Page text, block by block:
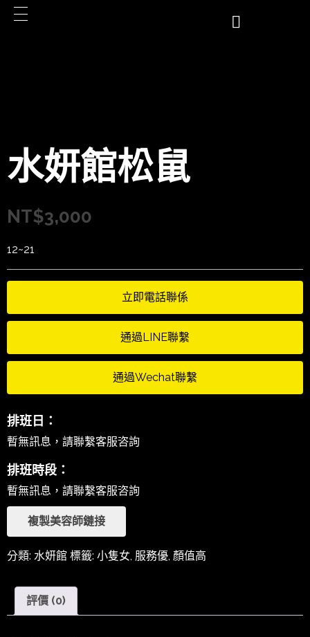
水妍館松鼠
NT$3,000
12~21
立即電話聯係
通過LINE聯繫
通過Wechat聯繫
排班日：
暫無訊息，請聯繫客服咨詢
排班時段：
暫無訊息，請聯繫客服咨詢
複製美容師鏈接
分類: 水妍館 標籤: 小隻女, 服務優, 顏值高
評價 (0)